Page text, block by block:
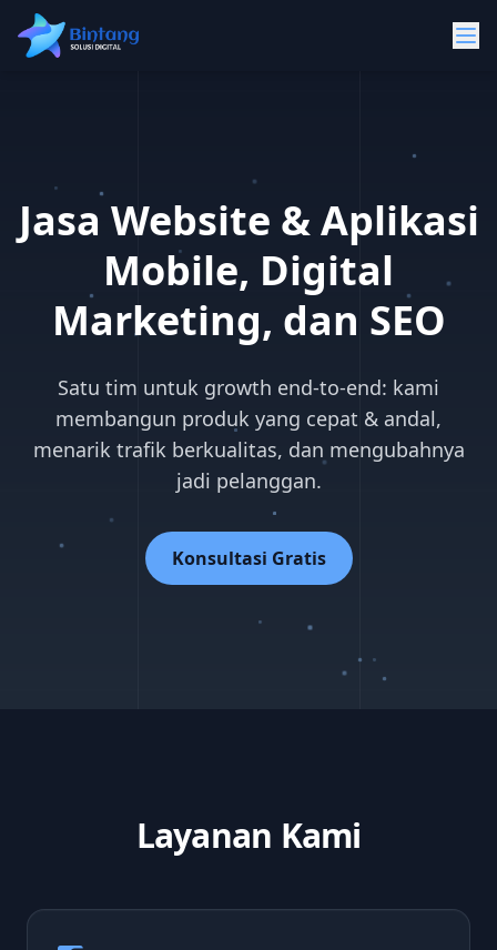
Jasa Website & Aplikasi
Mobile, Digital
Marketing, dan SEO
Satu tim untuk growth end-to-end: kami
membangun produk yang cepat & andal,
menarik trafik berkualitas, dan mengubahnya
jadi pelanggan.
Konsultasi Gratis
Layanan Kami